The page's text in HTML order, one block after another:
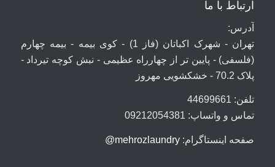
ارتباط با ما
آدرس:
تهران - شهرک اکباتان (فاز 1) - کوی بیمه - بیمه چهارم
(فلسفی) - پایین تر از چهارراه عظیمی - نبش کوچه تیرداد -
پلاک 70.2 - خشکشویی مهروز
تلفن: 44699661
تماس و واتساپ: 09212054381
صفحه اینستاگرام: mehrozlaundry@